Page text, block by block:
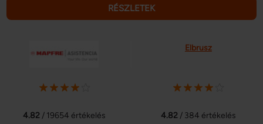
RÉSZLETEK
4.82 / 19654 értékelés
Elbrusz
4.82 / 384 értékelés